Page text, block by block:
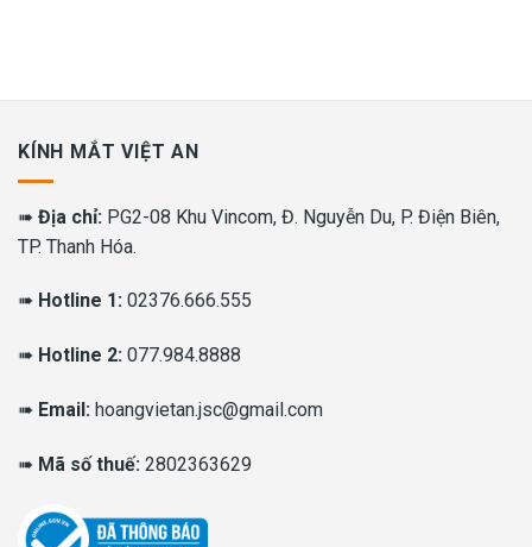
KÍNH MẮT VIỆT AN
➠ Địa chỉ: PG2-08 Khu Vincom, Đ. Nguyễn Du, P. Điện Biên,
TP. Thanh Hóa.
➠ Hotline 1: 02376.666.555
➠ Hotline 2: 077.984.8888
➠ Email: hoangvietan.jsc@gmail.com
➠ Mã số thuế: 2802363629